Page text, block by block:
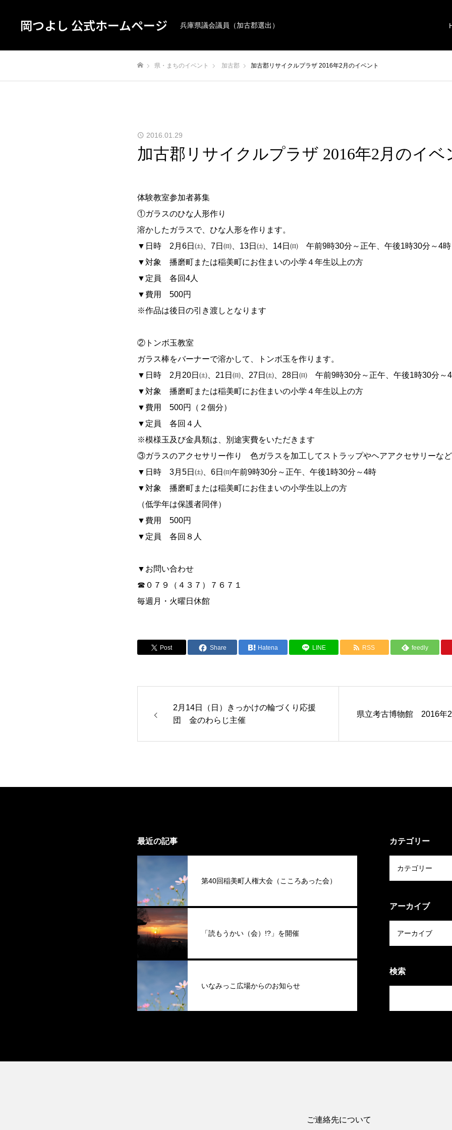
岡つよし 公式ホームページ 兵庫県議会議員（加古郡選出）
県・まちのイベント 加古郡 加古郡リサイクルプラザ 2016年2月のイベント
2016.01.29
加古郡リサイクルプラザ 2016年2月のイベ
体験教室参加者募集
①ガラスのひな人形作り
溶かしたガラスで、ひな人形を作ります。
▼日時 2月6日㈯、7日㈰、13日㈯、14日㈰ 午前9時30分～正午、午後1時30分～4時
▼対象 播磨町または稲美町にお住まいの小学４年生以上の方
▼定員 各回4人
▼費用 500円
※作品は後日の引き渡しとなります
②トンボ玉教室
ガラス棒をバーナーで溶かして、トンボ玉を作ります。
▼日時 2月20日㈯、21日㈰、27日㈯、28日㈰ 午前9時30分～正午、午後1時30分～
▼対象 播磨町または稲美町にお住まいの小学４年生以上の方
▼費用 500円（２個分）
▼定員 各回４人
※模様玉及び金具類は、別途実費をいただきます
③ガラスのアクセサリー作り 色ガラスを加工してストラップやヘアアクセサリーな
▼日時 3月5日㈯、6日㈰午前9時30分～正午、午後1時30分～4時
▼対象 播磨町または稲美町にお住まいの小学生以上の方
（低学年は保護者同伴）
▼費用 500円
▼定員 各回８人
▼お問い合わせ
☎０７９（４３７）７６７１
毎週月・火曜日休館
Post Share Hatena LINE RSS feedly
2月14日（日）きっかけの輪づくり応援
団 金のわらじ主催
県立考古博物館 2016年
最近の記事
第40回稲美町人権大会（こころあった会）
「読もうかい（会）!?」を開催
いなみっこ広場からのお知らせ
カテゴリー
アーカイブ
検索
ご連絡先について